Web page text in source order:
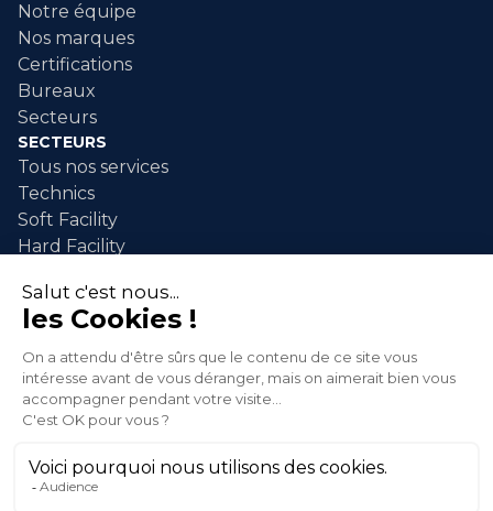
Notre équipe
Nos marques
Certifications
Bureaux
Secteurs
SECTEURS
Tous nos services
Technics
Soft Facility
Hard Facility
Maintenance industrielle
Nettoyage industriel
Nettoyage événementiel
Intervention après sinistre
Espaces Verts
© 2026 XLG SA. All rights reserved.
Politique de confidentialité